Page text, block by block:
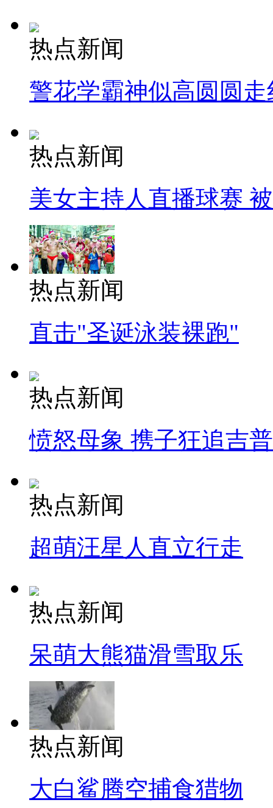
热点新闻
警花学霸神似高圆圆走
热点新闻
美女主持人直播球赛
热点新闻
直击"圣诞泳装裸跑"
热点新闻
愤怒母象 携子狂追吉
热点新闻
超萌汪星人直立行走
热点新闻
呆萌大熊猫滑雪取乐
热点新闻
大白鲨腾空捕食猎物